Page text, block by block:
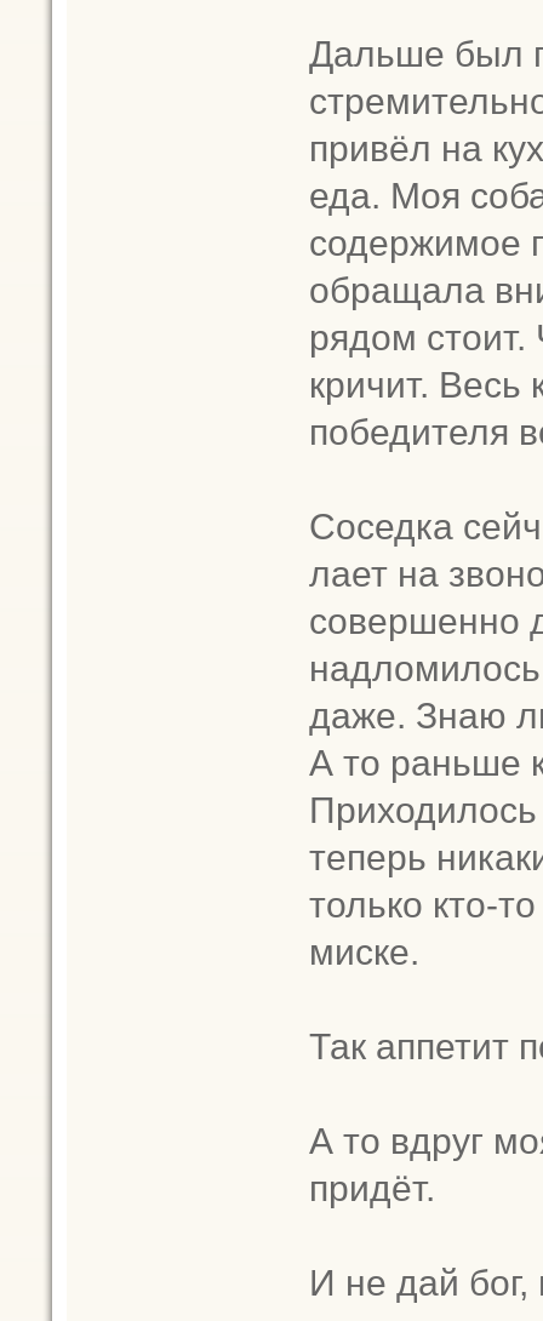
Дальше был
привёл на
еда. Моя
содержимое
обращала
рядом стоит.
кричит.
победителя
Соседка
лает на
совершенно
даже. Знаю
А то раньше
Приходилось
теперь
только кто-
миске.
Так аппетит
А то вдруг
придёт.
И не дай бог,